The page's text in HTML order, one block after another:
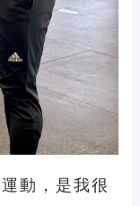
運動，是我很